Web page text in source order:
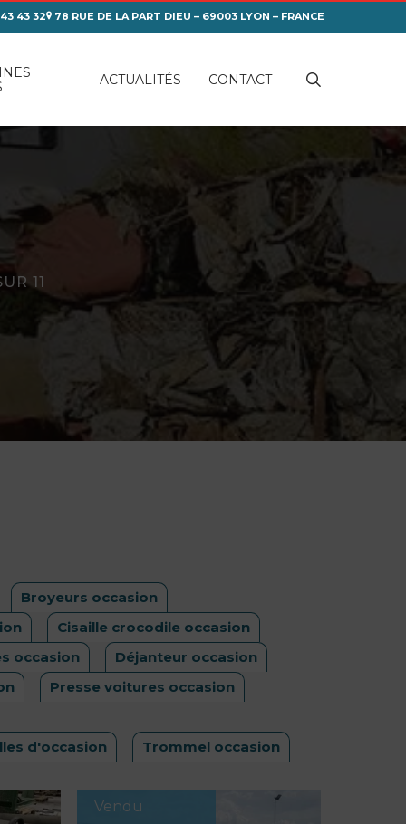
43 32 78 RUE DE LA PART DIEU – 69003 LYON – FRANCE
ACTUALITÉS CONTACT
11
Broyeurs occasion
Cisaille crocodile occasion
occasion
Déjanteur occasion
Presse voitures occasion
d'occasion Trommel occasion
Vendu